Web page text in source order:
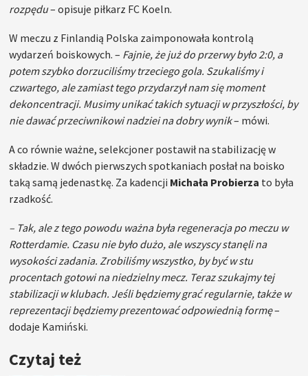
rozpędu– opisuje piłkarz FC Koeln.
W meczu z Finlandią Polska zaimponowała kontrolą
wydarzeń boiskowych. – Fajnie, że już do przerwy było 2:0, a
potem szybko dorzuciliśmy trzeciego gola. Szukaliśmy i
czwartego, ale zamiast tego przydarzył nam się moment
dekoncentracji. Musimy unikać takich sytuacji w przyszłości, by
nie dawać przeciwnikowi nadziei na dobry wynik– mówi.
A co równie ważne, selekcjoner postawił na stabilizację w
składzie. W dwóch pierwszych spotkaniach posłał na boisko
taką samą jedenastkę. Za kadencji Michała Probierza to była
rzadkość.
– Tak, ale z tego powodu ważna była regeneracja po meczu w
Rotterdamie. Czasu nie było dużo, ale wszyscy stanęli na
wysokości zadania. Zrobiliśmy wszystko, by być w stu
procentach gotowi na niedzielny mecz. Teraz szukajmy tej
stabilizacji w klubach. Jeśli będziemy grać regularnie, także w
reprezentacji będziemy prezentować odpowiednią formę–
dodaje Kamiński.
Czytaj też